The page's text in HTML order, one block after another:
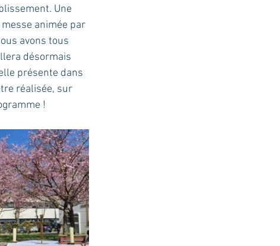
Une
animée par
avons tous
désormais
présente dans
réalisée, sur
!